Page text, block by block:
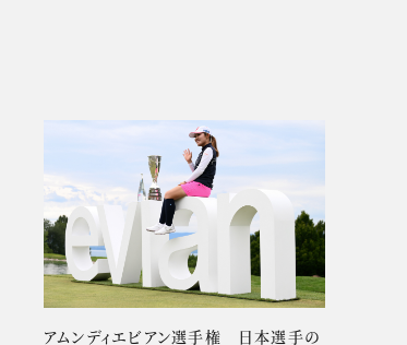
アムンディエビアン選手権 日本選手の